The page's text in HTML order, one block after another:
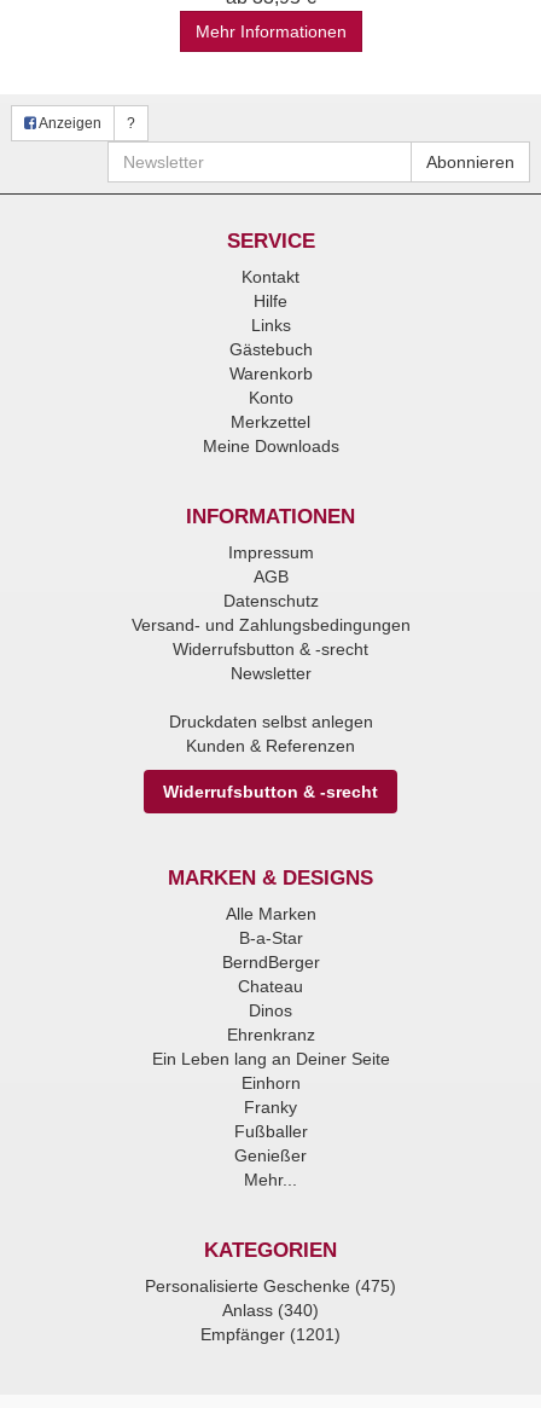
Mehr Informationen
Anzeigen ?
Newsletter Abonnieren
SERVICE
Kontakt
Hilfe
Links
Gästebuch
Warenkorb
Konto
Merkzettel
Meine Downloads
INFORMATIONEN
Impressum
AGB
Datenschutz
Versand- und Zahlungsbedingungen
Widerrufsbutton & -srecht
Newsletter
Druckdaten selbst anlegen
Kunden & Referenzen
Widerrufsbutton & -srecht
MARKEN & DESIGNS
Alle Marken
B-a-Star
BerndBerger
Chateau
Dinos
Ehrenkranz
Ein Leben lang an Deiner Seite
Einhorn
Franky
Fußballer
Genießer
Mehr...
KATEGORIEN
Personalisierte Geschenke (475)
Anlass (340)
Empfänger (1201)